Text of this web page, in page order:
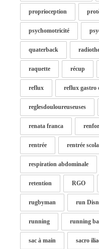
proprioception
psychomotricité
quaterback
raquette récup
reflux reflux gastro
reglesdouloureuseuses
renata franca
rentrée rentrée
respiration abdominale
retention RGO
rugbyman run
running running
sac à main sacro